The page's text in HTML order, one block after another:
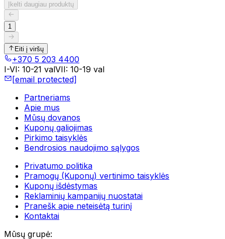
Įkelti daugiau produktų
1
Eiti į viršų
+370 5 203 4400
I-VI: 10-21 valVII: 10-19 val
[email protected]
Partneriams
Apie mus
Mūsų dovanos
Kuponų galiojimas
Pirkimo taisyklės
Bendrosios naudojimo sąlygos
Privatumo politika
Pramogų (Kuponų) vertinimo taisyklės
Kuponų išdėstymas
Reklaminių kampanijų nuostatai
Pranešk apie neteisėtą turinį
Kontaktai
Mūsų grupė: